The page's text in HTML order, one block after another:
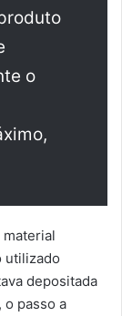
o
utilizado
depositada
passo a